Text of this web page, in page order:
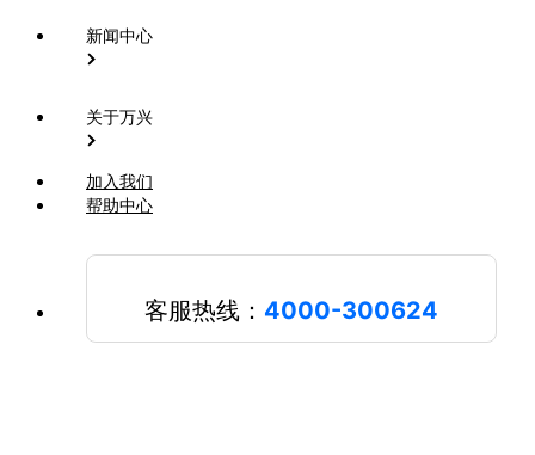
新闻中心
关于万兴
加入我们
帮助中心
客服热线： 4000-300624